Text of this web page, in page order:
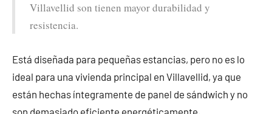
Villavellid son tienen mayor durabilidad y
resistencia.
Está diseñada para pequeñas estancias, pero no es lo
ideal para una vivienda principal en Villavellid, ya que
están hechas íntegramente de panel de sándwich y no